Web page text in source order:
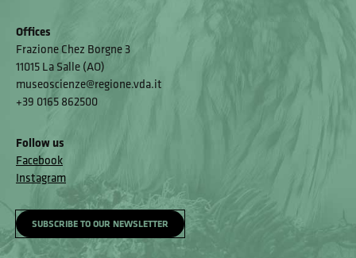
Offices
Frazione Chez Borgne 3
11015 La Salle (AO)
museoscienze@regione.vda.it
+39 0165 862500
Follow us
Facebook
Instagram
SUBSCRIBE TO OUR NEWSLETTER